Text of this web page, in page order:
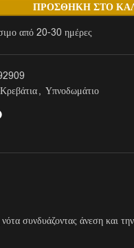
ΠΡΟΣΘΉΚΗ ΣΤΟ
από 20-30 ημέρες
Κρεβάτια, Υπνοδωμάτιο
συνδυάζοντας άνεση και